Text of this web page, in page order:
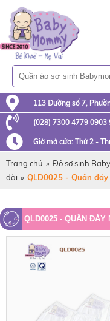
113 Đường số 7,
(028) 7300 4779 0903
Giờ mở cửa: Thứ 2 -
Trang chủ » Đồ sơ sinh
dài » QLD0025 - Quần
QLD0025 - QUẦN ĐÁY